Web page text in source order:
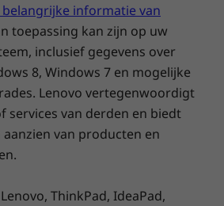
georganiseerd,
vermaakt te worden.
vereist)
software
spraakassistent
proefversie (behalve in Japan)
belangrijke informatie van
toepassing kan zijn op uw
inclusief gegevens over
8, Windows 7 en mogelijke
Lenovo vertegenwoordigt
services van derden en biedt
van producten en
ThinkPad, IdeaPad,